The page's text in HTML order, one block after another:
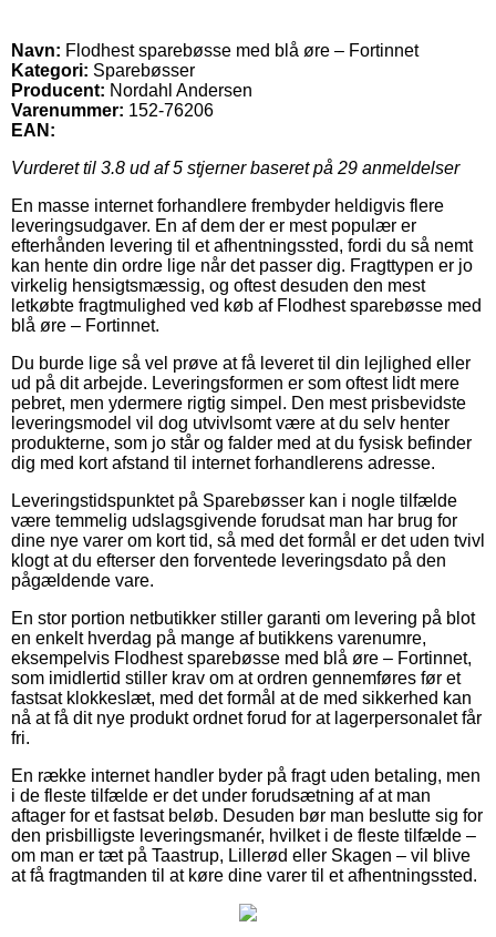
Navn: Flodhest sparebøsse med blå øre – Fortinnet
Kategori: Sparebøsser
Producent: Nordahl Andersen
Varenummer: 152-76206
EAN:
Vurderet til 3.8 ud af 5 stjerner baseret på 29 anmeldelser
En masse internet forhandlere frembyder heldigvis flere
leveringsudgaver. En af dem der er mest populær er
efterhånden levering til et afhentningssted, fordi du så nemt
kan hente din ordre lige når det passer dig. Fragttypen er jo
virkelig hensigtsmæssig, og oftest desuden den mest
letkøbte fragtmulighed ved køb af Flodhest sparebøsse med
blå øre – Fortinnet.
Du burde lige så vel prøve at få leveret til din lejlighed eller
ud på dit arbejde. Leveringsformen er som oftest lidt mere
pebret, men ydermere rigtig simpel. Den mest prisbevidste
leveringsmodel vil dog utvivlsomt være at du selv henter
produkterne, som jo står og falder med at du fysisk befinder
dig med kort afstand til internet forhandlerens adresse.
Leveringstidspunktet på Sparebøsser kan i nogle tilfælde
være temmelig udslagsgivende forudsat man har brug for
dine nye varer om kort tid, så med det formål er det uden tvivl
klogt at du efterser den forventede leveringsdato på den
pågældende vare.
En stor portion netbutikker stiller garanti om levering på blot
en enkelt hverdag på mange af butikkens varenumre,
eksempelvis Flodhest sparebøsse med blå øre – Fortinnet,
som imidlertid stiller krav om at ordren gennemføres før et
fastsat klokkeslæt, med det formål at de med sikkerhed kan
nå at få dit nye produkt ordnet forud for at lagerpersonalet får
fri.
En række internet handler byder på fragt uden betaling, men
i de fleste tilfælde er det under forudsætning af at man
aftager for et fastsat beløb. Desuden bør man beslutte sig for
den prisbilligste leveringsmanér, hvilket i de fleste tilfælde –
om man er tæt på Taastrup, Lillerød eller Skagen – vil blive
at få fragtmanden til at køre dine varer til et afhentningssted.